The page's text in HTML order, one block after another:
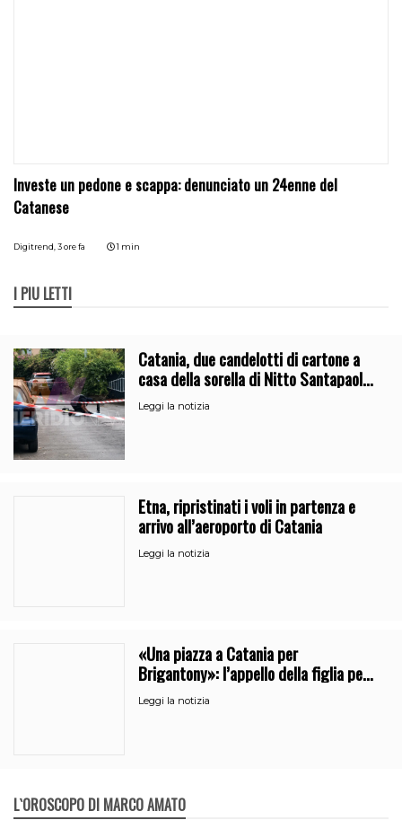
Investe un pedone e scappa: denunciato un 24enne del
Catanese
Digitrend, 3 ore fa 1 min
I PIÙ LETTI
Catania, due candelotti di cartone a
casa della sorella di Nitto Santapaola.
Le indagini
Leggi la notizia
Etna, ripristinati i voli in partenza e
arrivo all’aeroporto di Catania
Leggi la notizia
«Una piazza a Catania per
Brigantony»: l’appello della figlia per
la memoria del cantante popolare
Leggi la notizia
L`OROSCOPO DI MARCO AMATO